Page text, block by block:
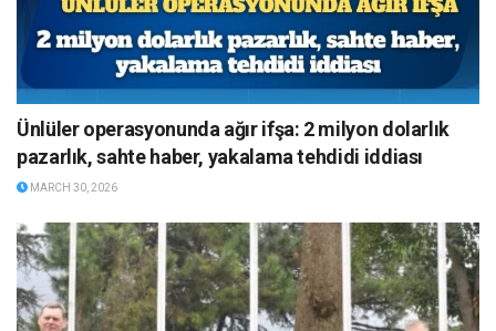
Ünlüler operasyonunda ağır ifşa: 2 milyon dolarlık
pazarlık, sahte haber, yakalama tehdidi iddiası
MARCH 30, 2026